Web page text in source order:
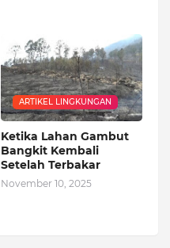
ARTIKEL LINGKUNGAN
Ketika Lahan Gambut
Bangkit Kembali
Setelah Terbakar
November 10, 2025